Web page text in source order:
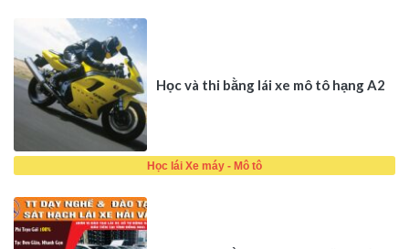
Học và thi bằng lái xe mô tô hạng A2
Học lái Xe máy - Mô tô